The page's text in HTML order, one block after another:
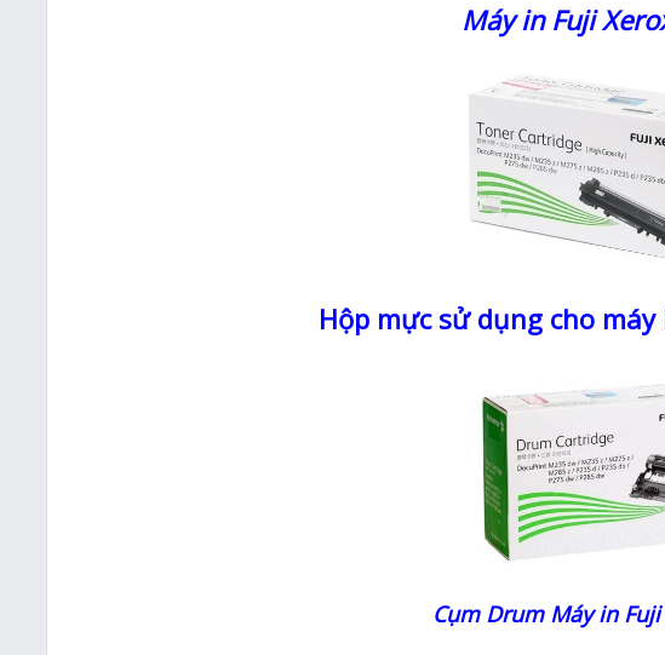
Máy in Fuji
Hộp mực sử dụng cho máy
Cụm Drum Máy in Fuji